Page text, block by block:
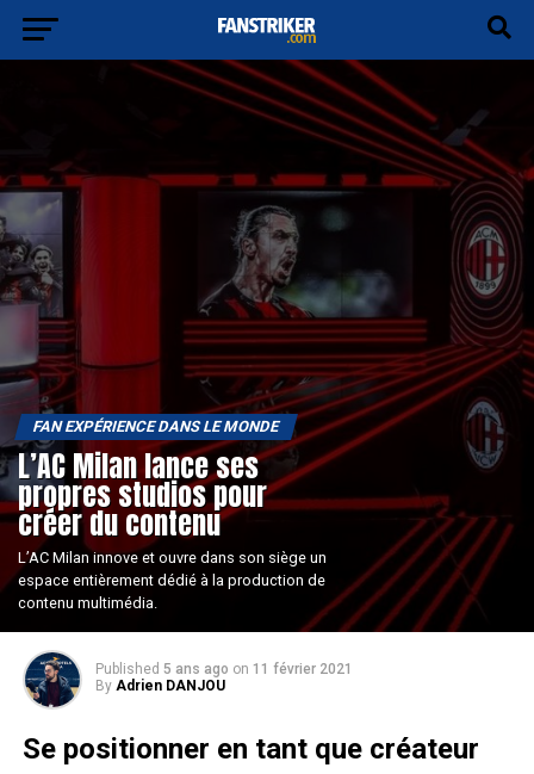
FAN EXPÉRIENCE DANS LE MONDE
L’AC Milan lance ses
propres studios pour
créer du contenu
L’AC Milan innove et ouvre dans son siège un
espace entièrement dédié à la production de
contenu multimédia.
Published 5 ans ago on 11 février 2021
By Adrien DANJOU
Se positionner en tant que créateur